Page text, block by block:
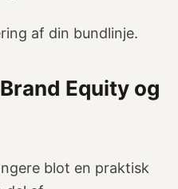
af din bundlinje.
Equity og
blot en praktisk